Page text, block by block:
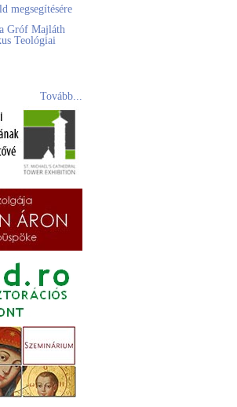
megsegítésére
a Gróf Majláth
Teológiai
Tovább...